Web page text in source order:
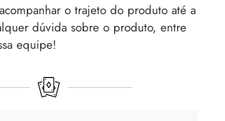
o trajeto do produto até a
dúvida sobre o produto, entre
equipe!